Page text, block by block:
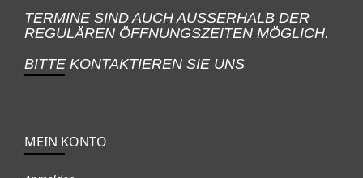
TERMINE SIND AUCH AUSSERHALB DER
REGULÄREN ÖFFNUNGSZEITEN MÖGLICH.
BITTE KONTAKTIEREN SIE UNS
MEIN KONTO